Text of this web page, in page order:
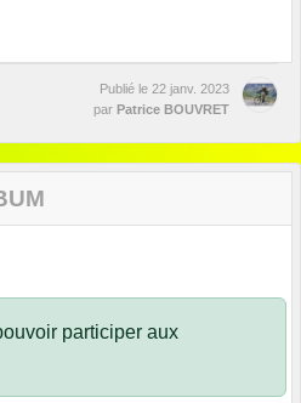
Publié le 22 janv. 2023
par Patrice BOUVRET
participer aux